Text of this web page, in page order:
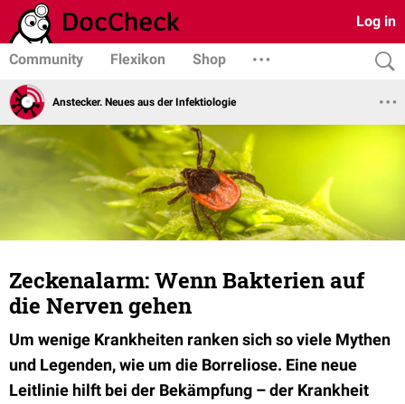
Log in
Community Flexikon Shop
Anstecker. Neues aus der Infektiologie
Zeckenalarm: Wenn Bakterien auf
die Nerven gehen
Um wenige Krankheiten ranken sich so viele Mythen
und Legenden, wie um die Borreliose. Eine neue
Leitlinie hilft bei der Bekämpfung – der Krankheit